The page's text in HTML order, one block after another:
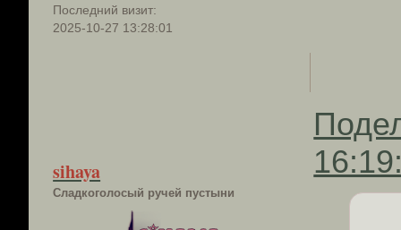
Последний визит:
2025-10-27 13:28:01
sihaya
Сладкоголосый ручей пустыни